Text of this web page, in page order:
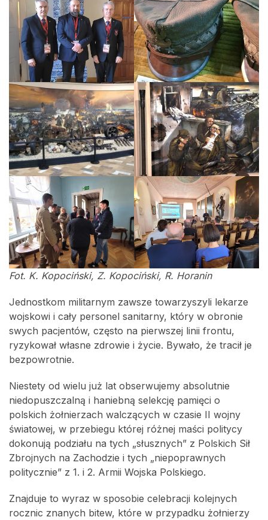
Fot. K. Kopociński, Z. Kopociński, R. Horanin
Jednostkom militarnym zawsze towarzyszyli lekarze
wojskowi i cały personel sanitarny, który w obronie
swych pacjentów, często na pierwszej linii frontu,
ryzykował własne zdrowie i życie. Bywało, że tracił je
bezpowrotnie.
Niestety od wielu już lat obserwujemy absolutnie
niedopuszczalną i haniebną selekcję pamięci o
polskich żołnierzach walczących w czasie II wojny
światowej, w przebiegu której różnej maści politycy
dokonują podziału na tych „słusznych” z Polskich Sił
Zbrojnych na Zachodzie i tych „niepoprawnych
politycznie” z 1. i 2. Armii Wojska Polskiego.
Znajduje to wyraz w sposobie celebracji kolejnych
rocznic znanych bitew, które w przypadku żołnierzy